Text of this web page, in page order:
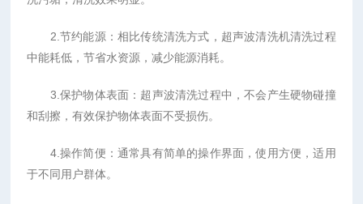
2.节约能源：相比传统清洗方式，超声波清洗机清洗过程
中能耗低，节省水资源，减少能源消耗。
3.保护物体表面：超声波清洗过程中，不会产生硬物碰撞
和刮擦，有效保护物体表面不受损伤。
4.操作简便：通常具有简单的操作界面，使用方便，适用
于不同用户群体。